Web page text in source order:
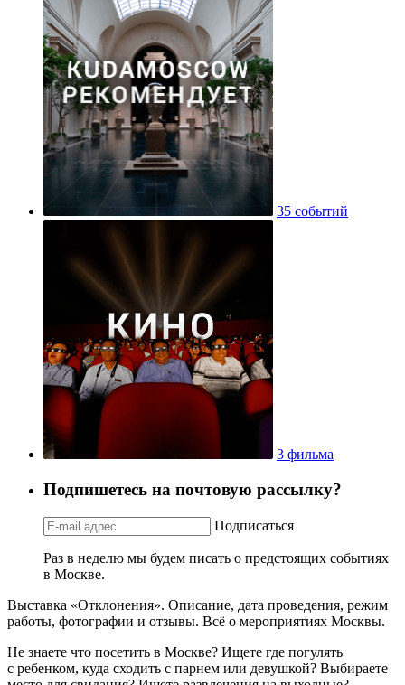
35 событий
3 фильма
Подпишетесь на почтовую рассылку?
Подписаться
Раз в неделю мы будем писать о предстоящих событиях
в Москве.
Выставка «Отклонения». Описание, дата проведения, режим
работы, фотографии и отзывы. Всё о мероприятиях Москвы.
Не знаете что посетить в Москве? Ищете где погулять
с ребенком, куда сходить с парнем или девушкой? Выбираете